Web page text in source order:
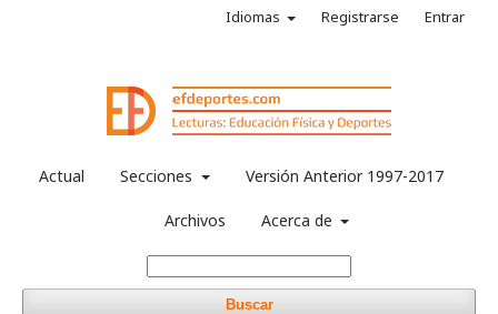
Actual Secciones Versión Anterior 1997-2017
Archivos Acerca de
Buscar
Idiomas Registrarse Entrar